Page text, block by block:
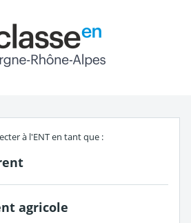
en tant que
à l'ENT en tant que :
agricole